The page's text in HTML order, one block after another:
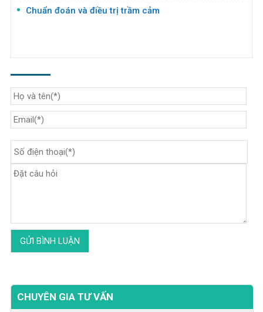
Chuẩn đoán và điều trị trầm cảm
CHUYÊN GIA TƯ VẤN